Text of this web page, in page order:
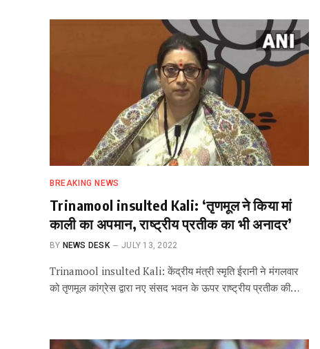
BREAKING NEWS
Trinamool insulted Kali: ‘तृणमूल ने किया मां
काली का अपमान, राष्ट्रीय प्रतीक का भी अनादर’
BY NEWS DESK JULY 13, 2022
Trinamool insulted Kali: केंद्रीय मंत्री स्मृति ईरानी ने मंगलवार
को तृणमूल कांग्रेस द्वारा नए संसद भवन के ऊपर राष्ट्रीय प्रतीक की…